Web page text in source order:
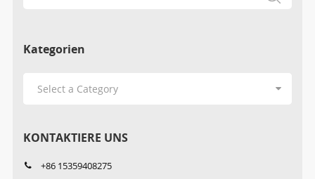
Kategorien
KONTAKTIERE UNS
+86 15359408275